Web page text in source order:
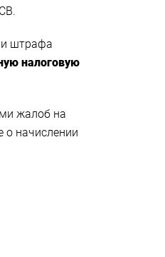
штрафа
налоговую
жалоб на
о начислении